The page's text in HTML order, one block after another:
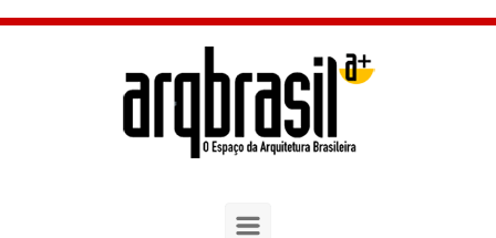
Skip to main content